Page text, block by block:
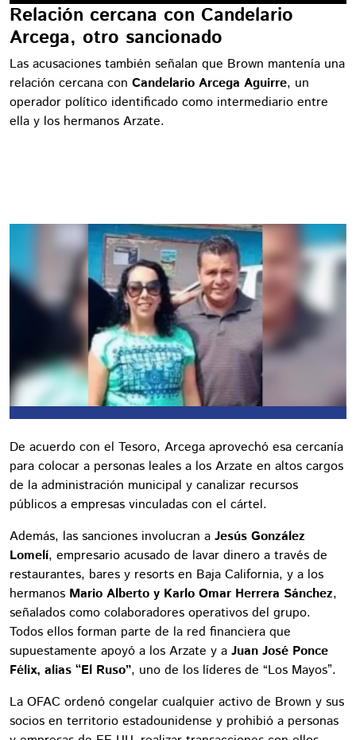
Relación cercana con Candelario
Arcega, otro sancionado
Las acusaciones también señalan que Brown mantenía una
relación cercana con Candelario Arcega Aguirre, un
operador político identificado como intermediario entre
ella y los hermanos Arzate.
De acuerdo con el Tesoro, Arcega aprovechó esa cercanía
para colocar a personas leales a los Arzate en altos cargos
de la administración municipal y canalizar recursos
públicos a empresas vinculadas con el cártel.
Además, las sanciones involucran a Jesús González
Lomelí, empresario acusado de lavar dinero a través de
restaurantes, bares y resorts en Baja California, y a los
hermanos Mario Alberto y Karlo Omar Herrera Sánchez,
señalados como colaboradores operativos del grupo.
Todos ellos forman parte de la red financiera que
supuestamente apoyó a los Arzate y a Juan José Ponce
Félix, alias “El Ruso”, uno de los líderes de “Los Mayos”.
La OFAC ordenó congelar cualquier activo de Brown y sus
socios en territorio estadounidense y prohibió a personas